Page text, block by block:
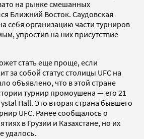
на рынке смешанных
Ближний Восток. Саудовская
себя организацию части турниров
упростив на них присутствие
стать еще проще, если
за собой статус столицы UFC на
объявлено, что в этой стране
турнир промоушена — его 21
Hall. Это вторая страна бывшего
UFC. Ранее сообщалось о
в Грузии и Казахстане, но их
удалось.